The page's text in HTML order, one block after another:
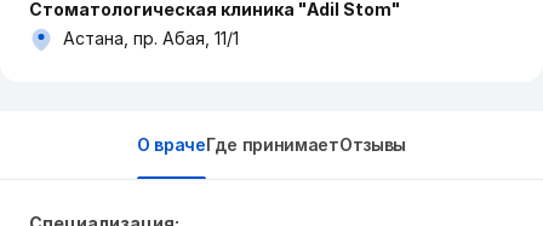
Стоматологическая клиника "Adil Stom"
Астана, пр. Абая, 11/1
О врачеГде принимаетОтзывы